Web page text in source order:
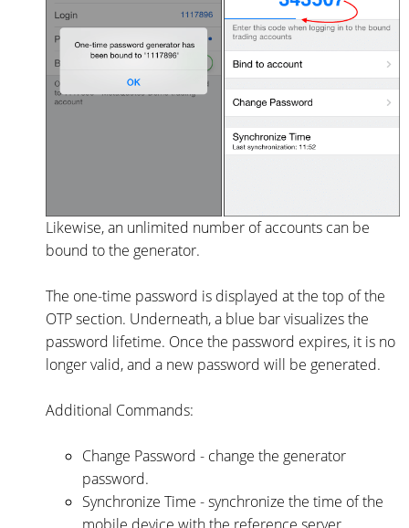
Likewise, an unlimited number of accounts can be
bound to the generator.
The one-time password is displayed at the top of the
OTP section. Underneath, a blue bar visualizes the
password lifetime. Once the password expires, it is no
longer valid, and a new password will be generated.
Additional Commands:
Change Password - change the generator
password.
Synchronize Time - synchronize the time of the